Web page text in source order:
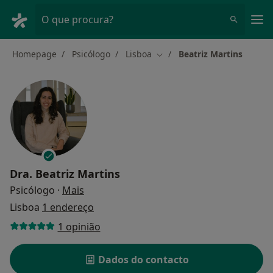
O que procura?
Homepage Psicólogo Lisboa Mudar de cidade
Beatriz Martins
Dra. Beatriz Martins
Psicólogo · Mais
Lisboa 1 endereço
1 opinião
Dados do contacto